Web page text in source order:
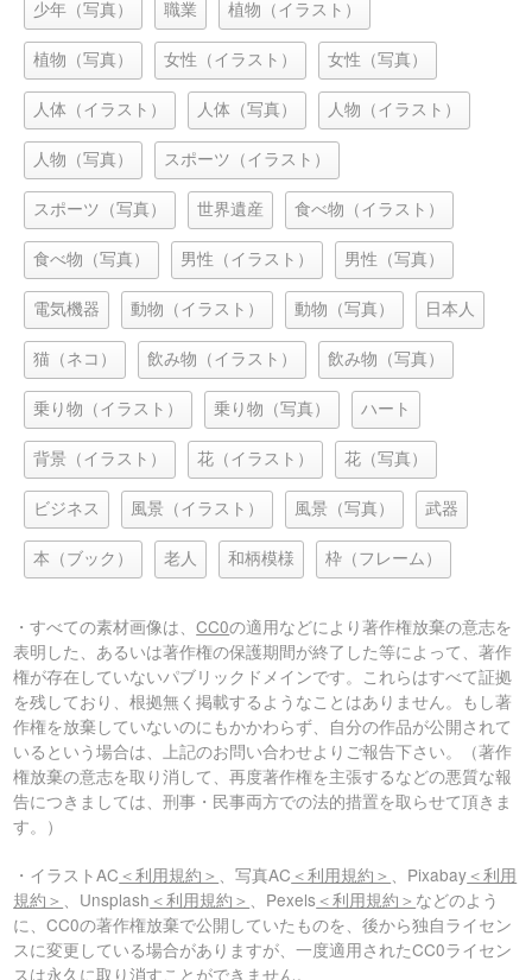
少年（写真） 職業 植物（イラスト）
植物（写真） 女性（イラスト） 女性（写真）
人体（イラスト） 人体（写真） 人物（イラスト）
人物（写真） スポーツ（イラスト）
スポーツ（写真） 世界遺産 食べ物（イラスト）
食べ物（写真） 男性（イラスト） 男性（写真）
電気機器 動物（イラスト） 動物（写真） 日本人
猫（ネコ） 飲み物（イラスト） 飲み物（写真）
乗り物（イラスト） 乗り物（写真） ハート
背景（イラスト） 花（イラスト） 花（写真）
ビジネス 風景（イラスト） 風景（写真） 武器
本（ブック） 老人 和柄模様 枠（フレーム）
・すべての素材画像は、CC0の適用などにより著作権放棄の意志を
表明した、あるいは著作権の保護期間が終了した等によって、著作
権が存在していないパブリックドメインです。これらはすべて証拠
を残しており、根拠無く掲載するようなことはありません。もし著
作権を放棄していないのにもかかわらず、自分の作品が公開されて
いるという場合は、上記のお問い合わせよりご報告下さい。（著作
権放棄の意志を取り消して、再度著作権を主張するなどの悪質な報
告につきましては、刑事・民事両方での法的措置を取らせて頂きま
す。）
・イラストAC ＜利用規約＞ 、写真AC ＜利用規約＞ 、Pixabay ＜利用
規約＞ 、Unsplash ＜利用規約＞ 、Pexels ＜利用規約＞ などのよう
に、CC0の著作権放棄で公開していたものを、後から独自ライセン
スに変更している場合がありますが、一度適用されたCC0ライセン
スは永久に取り消すことができません。